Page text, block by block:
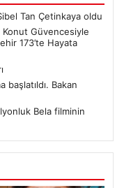
Tan Çetinkaya oldu
Konut Güvencesiyle
173’te Hayata
başlatıldı. Bakan
Bela filminin